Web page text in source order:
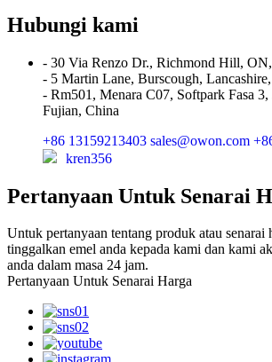
Hubungi kami
- 30 Via Renzo Dr., Richmond Hill,
- 5 Martin Lane, Burscough,
- Rm501, Menara C07, Softpark Fasa
Fujian, China
+86 13159213403 sales@owon.com
kren356
Pertanyaan Untuk Senarai
Untuk pertanyaan tentang produk atau senarai
tinggalkan emel anda kepada kami dan kami
anda dalam masa 24 jam.
Pertanyaan Untuk Senarai Harga